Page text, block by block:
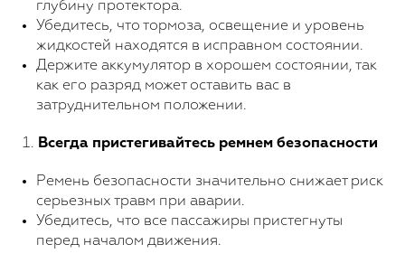
глубину протектора.
Убедитесь, что тормоза, освещение и уровень
жидкостей находятся в исправном состоянии.
Держите аккумулятор в хорошем состоянии, так
как его разряд может оставить вас в
затруднительном положении.
Всегда пристегивайтесь ремнем безопасности
Ремень безопасности значительно снижает риск
серьезных травм при аварии.
Убедитесь, что все пассажиры пристегнуты
перед началом движения.